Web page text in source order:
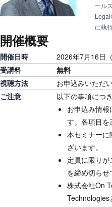
ール
に執
開催概要
開催日時
2026年7月16日
受講料
無料
視聴方法
お申込みいただ
ご注意
以下の事項につ
お申込み情
す。各項目を
本セミナー
ざいます。
定員に限り
を締め切らせ
株式会社On
Technologies